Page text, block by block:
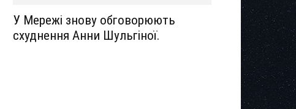
У Мережі знову обговорюють
схуднення Анни Шульгіної.